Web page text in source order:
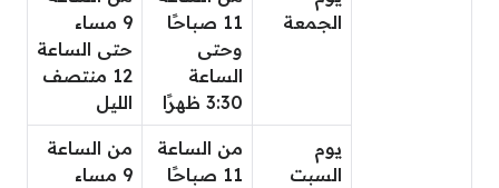
الجمعة
11 صباحًا
وحتى
الساعة
3:30 ظهرًا
9 مساء
حتى الساعة
12 منتصف
الليل
يوم
السبت
من الساعة
11 صباحًا
من الساعة
9 مساء